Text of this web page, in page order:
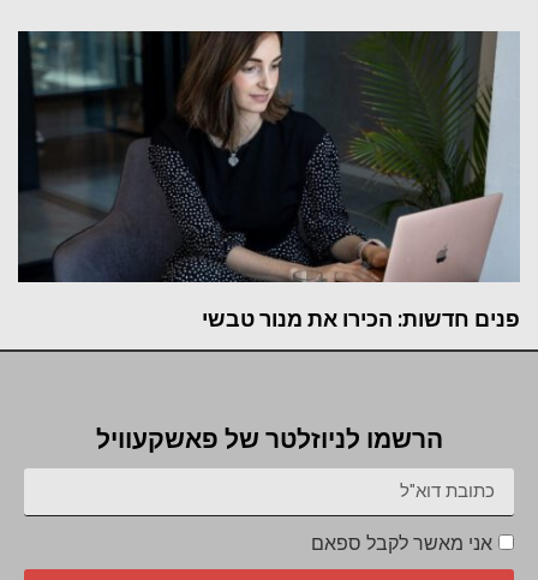
פנים חדשות: הכירו את מנור טבשי
הרשמו לניוזלטר של פאשקעוויל
אני מאשר לקבל ספאם